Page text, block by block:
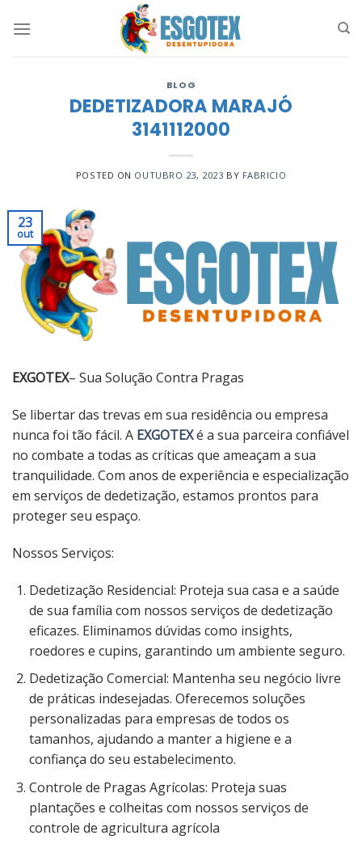
BLOG
DEDETIZADORA MARAJÓ
3141112000
POSTED ON OUTUBRO 23, 2023 BY FABRICIO
23
out
EXGOTEX– Sua Solução Contra Pragas
Se libertar das trevas em sua residência ou empresa
nunca foi tão fácil. A EXGOTEXé a sua parceira confiável
no combate a todas as críticas que ameaçam a sua
tranquilidade. Com anos de experiência e especialização
em serviços de dedetização, estamos prontos para
proteger seu espaço.
Nossos Serviços:
Dedetização Residencial: Proteja sua casa e a saúde
de sua família com nossos serviços de dedetização
eficazes. Eliminamos dúvidas como insights,
roedores e cupins, garantindo um ambiente seguro.
Dedetização Comercial: Mantenha seu negócio livre
de práticas indesejadas. Oferecemos soluções
personalizadas para empresas de todos os
tamanhos, ajudando a manter a higiene e a
confiança do seu estabelecimento.
Controle de Pragas Agrícolas: Proteja suas
plantações e colheitas com nossos serviços de
controle de agricultura agrícola